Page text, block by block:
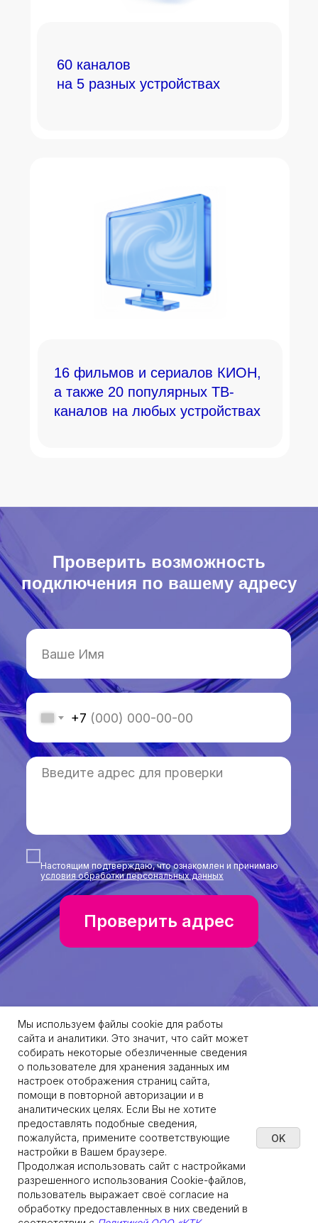
16 фильмов и сериалов КИОН,
а также 20 популярных ТВ-
каналов на любых устройствах
60 каналов
на 5 разных устройствах
Проверить возможность
подключения по вашему адресу
+7
Настоящим подтверждаю, что ознакомлен и принимаю
условия обработки персональных данных
Проверить адрес
+7 (978) 160-23-95
Подключение домашнего интернета:
Техническая поддержка абонентов:
+7 (978) 555-0-555
Мы используем файлы cookie для работы
сайта и аналитики. Это значит, что сайт может
собирать некоторые обезличенные сведения
о пользователе для хранения заданных им
настроек отображения страниц сайта,
помощи в повторной авторизации и в
аналитических целях. Если Вы не хотите
предоставлять подобные сведения,
пожалуйста, примените соответствующие
настройки в Вашем браузере.
Продолжая использовать сайт с настройками
разрешенного использования Cookie-файлов,
пользователь выражает своё согласие на
обработку предоставленных в них сведений в
OK